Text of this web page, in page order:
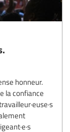
honneur.
la confiance